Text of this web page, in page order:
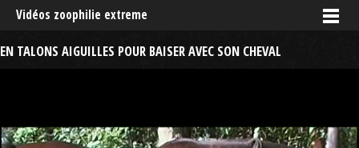
Vidéos zoophilie extreme
EN TALONS AIGUILLES POUR BAISER AVEC SON CHEVAL